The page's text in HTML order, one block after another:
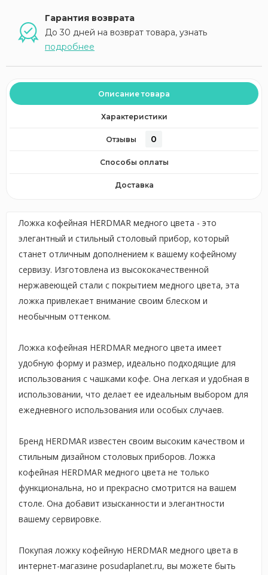
Гарантия возврата
До 30 дней на возврат товара, узнать
подробнее
Описание товара
Характеристики
Отзывы 0
Способы оплаты
Доставка
Ложка кофейная HERDMAR медного цвета - это
элегантный и стильный столовый прибор, который
станет отличным дополнением к вашему кофейному
сервизу. Изготовлена из высококачественной
нержавеющей стали с покрытием медного цвета, эта
ложка привлекает внимание своим блеском и
необычным оттенком.
Ложка кофейная HERDMAR медного цвета имеет
удобную форму и размер, идеально подходящие для
использования с чашками кофе. Она легкая и удобная в
использовании, что делает ее идеальным выбором для
ежедневного использования или особых случаев.
Бренд HERDMAR известен своим высоким качеством и
стильным дизайном столовых приборов. Ложка
кофейная HERDMAR медного цвета не только
функциональна, но и прекрасно смотрится на вашем
столе. Она добавит изысканности и элегантности
вашему сервировке.
Покупая ложку кофейную HERDMAR медного цвета в
интернет-магазине posudaplanet.ru, вы можете быть